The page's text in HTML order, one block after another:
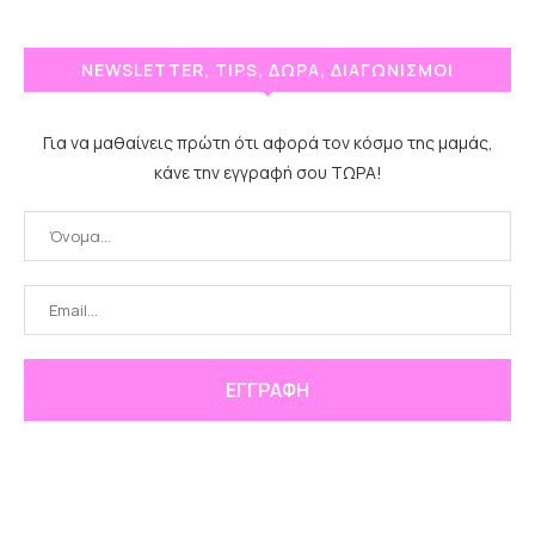
NEWSLETTER, TIPS, ΔΩΡΑ, ΔΙΑΓΩΝΙΣΜΟΙ
Για να μαθαίνεις πρώτη ότι αφορά τον κόσμο της μαμάς,
κάνε την εγγραφή σου ΤΩΡΑ!